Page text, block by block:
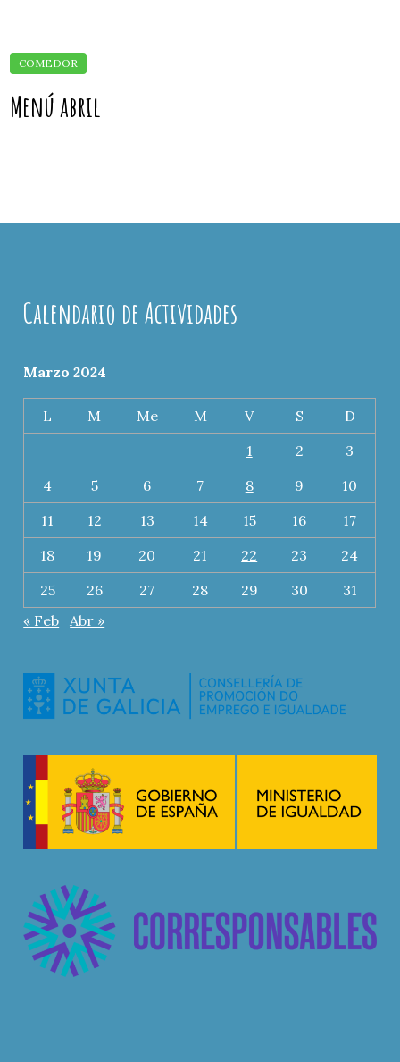
Menú abril
Calendario de Actividades
Marzo 2024
L M Me M V S
D
1
2
3
4
5 6 7 8 9
10
11
12 13 14 15 16
17
18
19 20 21 22 23
24
25
26 27 28 29 30
31
« Feb
Abr »